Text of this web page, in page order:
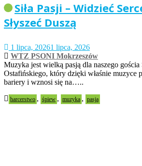
Siła Pasji – Widzieć
Słyszeć Duszą
1 lipca, 20261 lipca, 2026
WTZ PSONI Mokrzeszów
Muzyka jest wielką pasją dla naszego gościa
Ostafińskiego, który dzięki właśnie muzyce
bariery i wznosi się na…..
harcerstwo , śpiew , muzyka , pasja